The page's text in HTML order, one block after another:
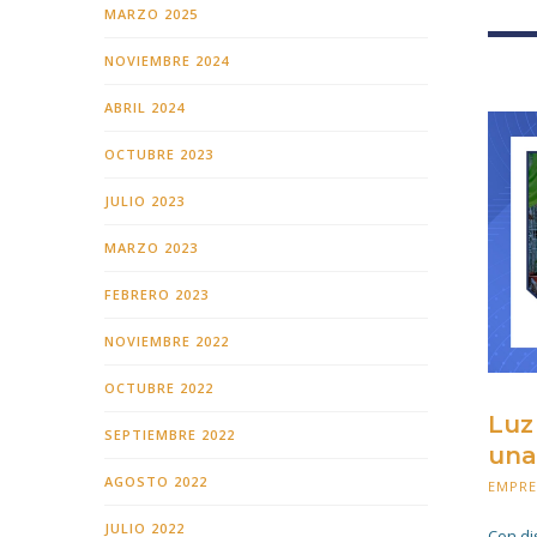
MARZO 2025
NOVIEMBRE 2024
ABRIL 2024
OCTUBRE 2023
JULIO 2023
MARZO 2023
FEBRERO 2023
NOVIEMBRE 2022
OCTUBRE 2022
SEPTIEMBRE 2022
AGOSTO 2022
JULIO 2022